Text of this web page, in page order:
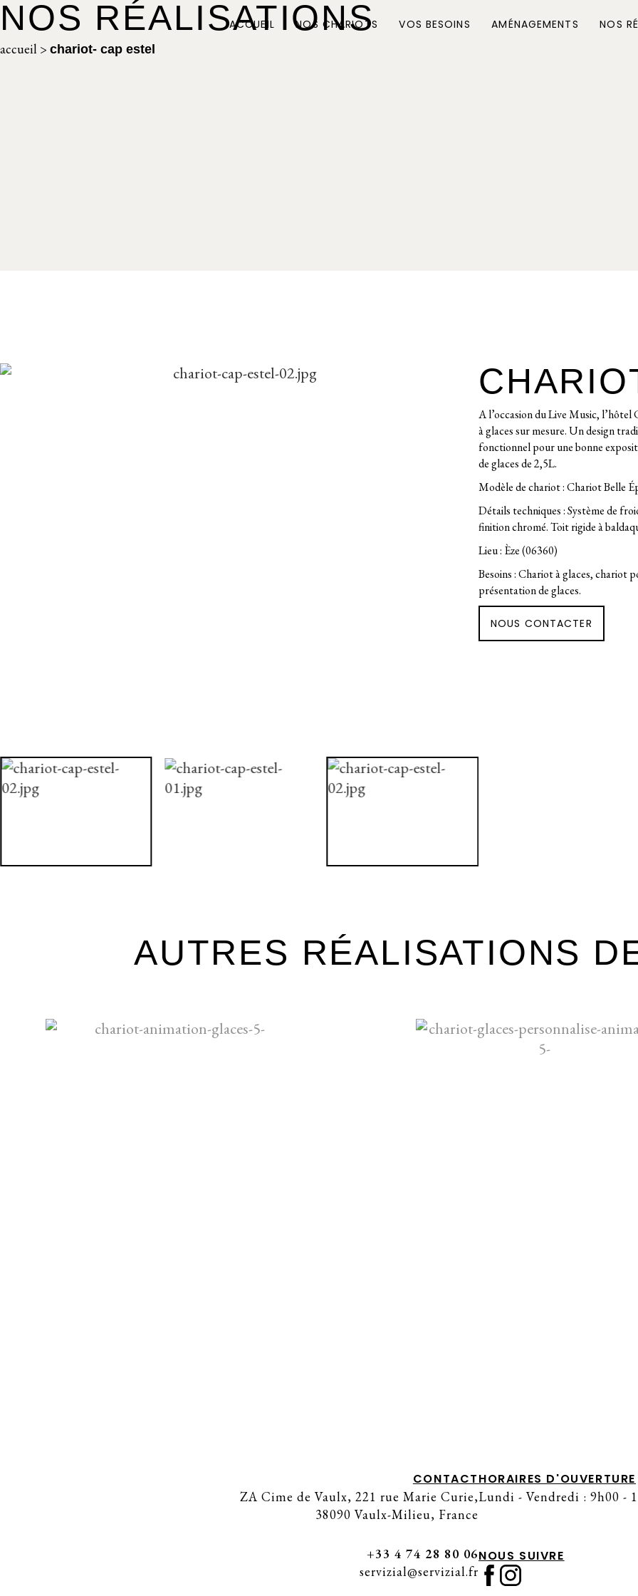
ACCUEIL NOS CHARIOTS VOS BESOINS AMÉNAGEMENTS NOS
NOS RÉALISATIONS
accueil > chariot- cap estel
A l’occasion du Live Music,
à glaces sur mesure. Un design
fonctionnel pour une bonne
de glaces de 2,5L.
Modèle de chariot : Chariot Belle
Détails techniques : Système de
finition chromé. Toit rigide à
Lieu : Èze (06360)
Besoins : Chariot à glaces, chariot
présentation de glaces.
NOUS CONTACTER
AUTRES RÉALISATIONS
CONTACT
ZA Cime de Vaulx, 221 rue Marie Curie,
38090 Vaulx-Milieu, France
+33 4 74 28 80 06
servizial@servizial.fr
HORAIRES D'OUVERTURE
Lundi - Vendredi : 9h00 -
NOUS SUIVRE